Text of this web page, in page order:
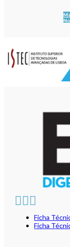
Ficha
Ficha